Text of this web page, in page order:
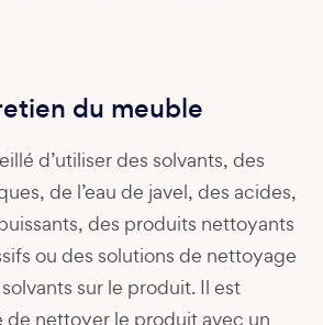
du meuble
d’utiliser des solvants, des
de l’eau de javel, des acides,
des produits nettoyants
ou des solutions de nettoyage
sur le produit. Il est
de nettoyer le produit avec un